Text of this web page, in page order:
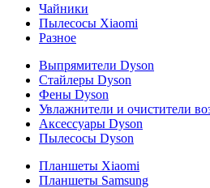
Чайники
Пылесосы Xiaomi
Разное
Выпрямители Dyson
Стайлеры Dyson
Фены Dyson
Увлажнители и очистители
Аксессуары Dyson
Пылесосы Dyson
Планшеты Xiaomi
Планшеты Samsung